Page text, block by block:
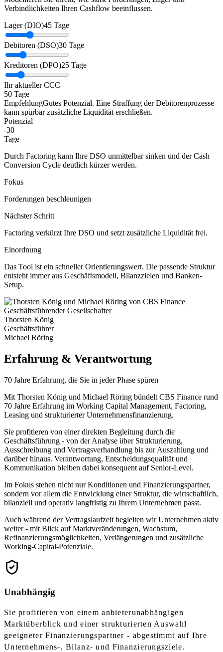
Verbindlichkeiten Ihren Cashflow beeinflussen.
Lager (DIO)45 Tage
Debitoren (DSO)30 Tage
Kreditoren (DPO)25 Tage
Ihr aktueller CCC
50 Tage
EmpfehlungGutes Potenzial. Eine Straffung der Debitorenprozesse
kann spürbar zusätzliche Liquidität erschließen.
Potenzial
-30
Tage
Durch Factoring kann Ihre DSO unmittelbar sinken und der Cash
Conversion Cycle deutlich kürzer werden.
Fokus
Forderungen beschleunigen
Nächster Schritt
Factoring verkürzt Ihre DSO und setzt zusätzliche Liquidität frei.
Einordnung
Das Tool ist ein schneller Orientierungswert. Die passende Struktur
entsteht immer aus Geschäftsmodell, Bilanzzielen und Banken-
Setup.
Geschäftsführender Gesellschafter
Thorsten König
Geschäftsführer
Michael Röring
Erfahrung & Verantwortung
70 Jahre Erfahrung, die Sie in jeder Phase spüren
Mit Thorsten König und Michael Röring bündelt CBS Finance rund
70 Jahre Erfahrung im Working Capital Management, Factoring,
Leasing und strukturierter Unternehmensfinanzierung.
Sie profitieren von einer direkten Begleitung durch die
Geschäftsführung - von der Analyse über Strukturierung,
Ausschreibung und Vertragsverhandlung bis zur Auszahlung und
darüber hinaus. Verantwortung, Entscheidungsqualität und
Kommunikation bleiben dabei konsequent auf Senior-Level.
Im Fokus stehen nicht nur Konditionen und Finanzierungspartner,
sondern vor allem die Entwicklung einer Struktur, die wirtschaftlich,
bilanziell und operativ langfristig zu Ihrem Unternehmen passt.
Auch während der Vertragslaufzeit begleiten wir Unternehmen aktiv
weiter - mit Blick auf Marktveränderungen, Wachstum,
Refinanzierungsmöglichkeiten, Verlängerungen und zusätzliche
Working-Capital-Potenziale.
Unabhängig
Sie profitieren von einem anbieterunabhängigen
Marktüberblick und einer strukturierten Auswahl
geeigneter Finanzierungspartner - abgestimmt auf Ihre
Unternehmens-, Bilanz- und Finanzierungsziele.